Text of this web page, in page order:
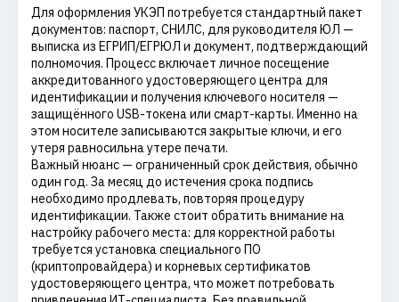
Для оформления УКЭП потребуется стандартный пакет
документов: паспорт, СНИЛС, для руководителя ЮЛ —
выписка из ЕГРИП/ЕГРЮЛ и документ, подтверждающий
полномочия. Процесс включает личное посещение
аккредитованного удостоверяющего центра для
идентификации и получения ключевого носителя —
защищённого USB-токена или смарт-карты. Именно на
этом носителе записываются закрытые ключи, и его
утеря равносильна утере печати.
Важный нюанс — ограниченный срок действия, обычно
один год. За месяц до истечения срока подпись
необходимо продлевать, повторяя процедуру
идентификации. Также стоит обратить внимание на
настройку рабочего места: для корректной работы
требуется установка специального ПО
(криптопровайдера) и корневых сертификатов
удостоверяющего центра, что может потребовать